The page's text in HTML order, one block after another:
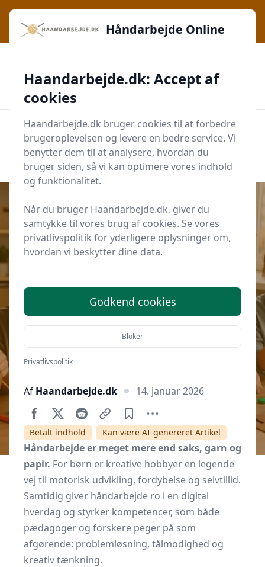
Håndarbejde Online - Inspiration, teknikker og fællesskab -
lige ved hånden
Shopping med sikkerhed ✔️ Altid de bedste priser
Mærker i høj kvalitet
Start søgning
Start søgning
Udgivet iDIY og Krea
Top 5 håndarbejde-hobbyer for
Af Haandarbejde.dk 14. januar 2026
Betalt indhold Kan være AI-genereret Artikel
Håndarbejde er meget mere end saks, garn og
papir. For børn er kreative hobbyer en legende
vej til motorisk udvikling, fordybelse og selvtillid.
Samtidig giver håndarbejde ro i en digital
hverdag og styrker kompetencer, som både
pædagoger og forskere peger på som
afgørende: problemløsning, tålmodighed og
kreativ tænkning.
Håndarbejde Online
Haandarbejde.dk: Accept af
cookies
Haandarbejde.dk bruger cookies til at forbedre
brugeroplevelsen og levere en bedre service. Vi
benytter dem til at analysere, hvordan du
bruger siden, så vi kan optimere vores indhold
og funktionalitet.
Når du bruger Haandarbejde.dk, giver du
samtykke til vores brug af cookies. Se vores
privatlivspolitik for yderligere oplysninger om,
hvordan vi beskytter dine data.
Godkend cookies
Bloker
Privatlivspolitik